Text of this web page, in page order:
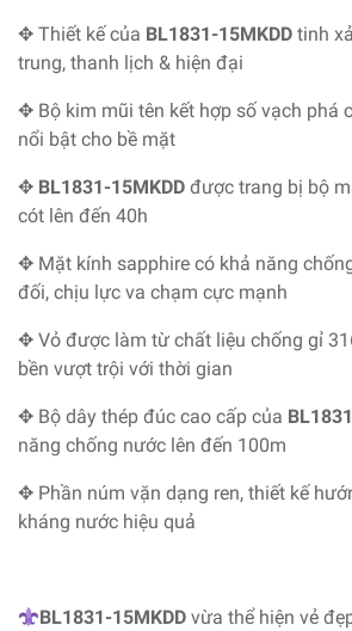
✥ Thiết kế của BL1831-15MKDD tinh
trung, thanh lịch & hiện đại
✥ Bộ kim mũi tên kết hợp số vạch phá
nổi bật cho bề mặt
✥ BL1831-15MKDD được trang bị bộ
cót lên đến 40h
✥ Mặt kính sapphire có khả năng
đối, chịu lực va chạm cực mạnh
✥ Vỏ được làm từ chất liệu chống gỉ
bền vượt trội với thời gian
✥ Bộ dây thép đúc cao cấp của
năng chống nước lên đến 100m
✥ Phần núm vặn dạng ren, thiết kế
kháng nước hiệu quả
BL1831-15MKDD vừa thể hiện vẻ